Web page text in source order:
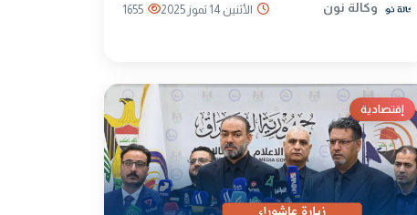
وكالة نون الأثنين 14 تموز 2025 1655
إقتصادية